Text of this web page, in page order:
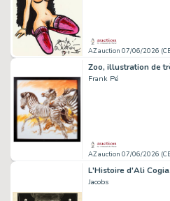
AZ auction 07/06/2026
Zoo, illustration de
Frank Pé
AZ auction 07/06/2026
L'Histoire d'Ali
Jacobs